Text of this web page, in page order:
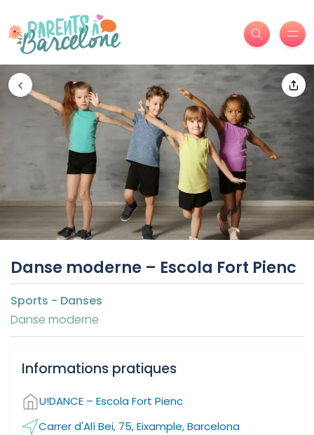
Danse moderne – Escola Fort Pienc
Sports - Danses
Danse moderne
Informations pratiques
U!DANCE – Escola Fort Pienc
Carrer d'Alí Bei, 75, Eixample, Barcelona